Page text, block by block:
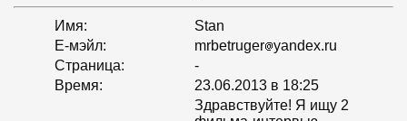
Имя:
Stan
Е-мэйл:
mrbetruger yandex.ru
Страница:
-
Время:
23.06.2013 в 18:25
Здравствуйте! Я ищу 2